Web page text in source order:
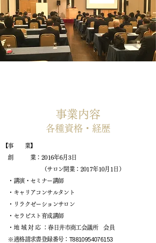
事業内容
各種資格​・経歴
【事 業】
​創 業：2016年6月3日
（サロン開業：2017年10月1日）
・講演・セミナー講師
・キャリアコンサルタント
・リラクゼーションサロン
・セラピスト育成講師
・地 域 対 応 ：春日井市商工会議所 会員
※適格請求書登録番号： T8810954076153